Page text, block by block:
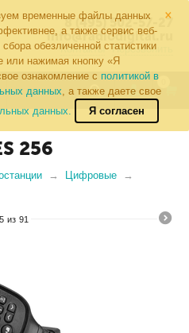
×
временные файлы данных
а также сервис веб-
обезличенной статистики
или нажимая кнопку «Я
ознакомление с политикой в
данных, а также даете свое
данных.
Я согласен
8 (495) 502-57-27
info@radiodigital.ru
Контакты Перезвонить
256
Цифровые
из 91